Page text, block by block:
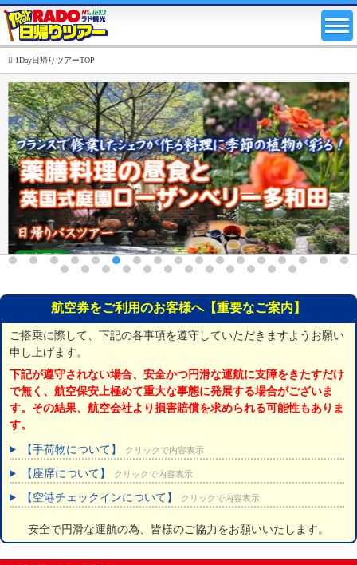
1Day日帰りツアーTOP
航空券をご利用のお客様へ【重要なご案内】
ご搭乗に際して、下記の各事項を遵守していただきますようお願い
申し上げます。
下記が遵守されない場合、安全かつ円滑な運航に支障をきたすだけ
で無く、航空保安上極めて重大な事態に発展する場合がございま
す。その結果、航空会社より損害賠償を求められる可能性もありま
す。
【手荷物について】
クリックで内容表示
【座席について】 クリックで内容表示
【空港チェックインについて】 クリックで内容表示
安全で円滑な運航の為、皆様のご協力をお願いいたします。